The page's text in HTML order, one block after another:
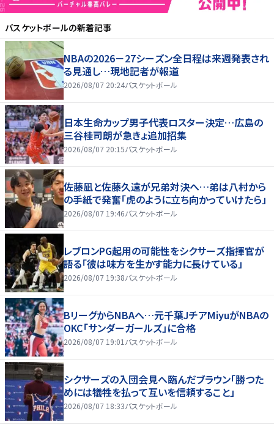
バスケットボールの新着記事
NBAの2026－27シーズン全日程は来週発表され
る見通し…現地記者が報道
2026/08/07 20:24バスケットボール
日本生命カップ男子代表ロスター決定…広島の
三谷桂司朗が急きょ追加招集
2026/08/07 20:15バスケットボール
佐藤凪と佐藤久遠が兄弟対決へ…弟は八村から
の手紙で発奮「虎のように立ち向かっていけたら」
2026/08/07 19:46バスケットボール
レブロンPG起用の可能性をシクサーズ指揮官が
語る「彼は味方を生かす能力に長けている」
2026/08/07 19:38バスケットボール
BリーグからNBAへ…元千葉JチアMiyuがNBAの
OKC「サンダーガールズ」に合格
2026/08/07 19:01 バスケットボール
シクサーズの入団会見へ臨んだブラウン「勝つた
めには犠牲を払って互いを信頼すること」
2026/08/07 18:33バスケットボール